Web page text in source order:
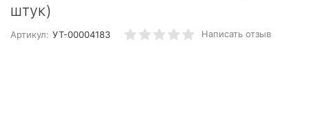
штук)
Артикул: УТ-00004183 Написать отзыв